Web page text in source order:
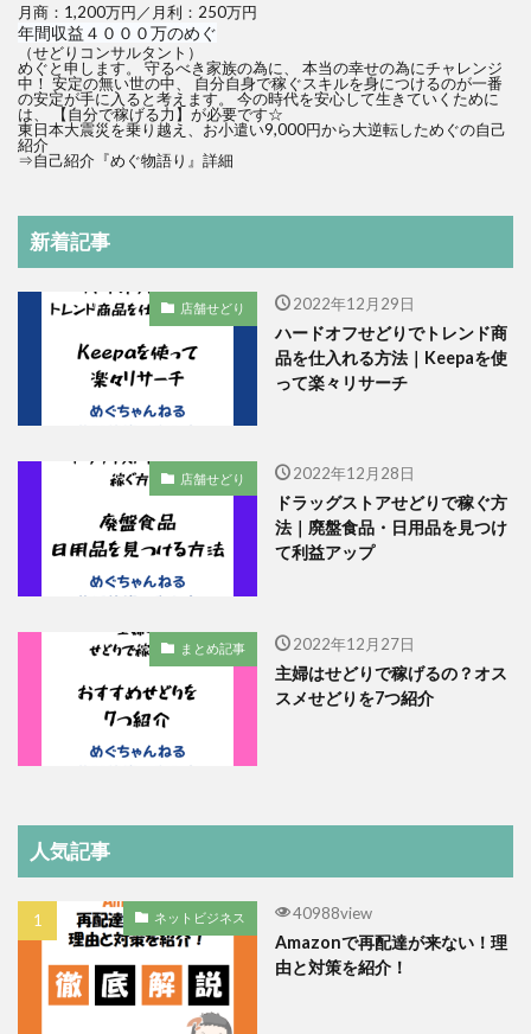
月商：1,200万円／月利：250万円
年間収益４０００万のめぐ
（せどりコンサルタント）
めぐと申します。 守るべき家族の為に、 本当の幸せの為にチャレンジ
中！ 安定の無い世の中、 自分自身で稼ぐスキルを身につけるのが一番
の安定が手に入ると考えます。 今の時代を安心して生きていくために
は、 【自分で稼げる力】が必要です☆
東日本大震災を乗り越え、お小遣い9,000円から大逆転しためぐの自己
紹介
⇒自己紹介『めぐ物語り』詳細
新着記事
店舗せどり 2022年12月29日
ハードオフせどりでトレンド商
品を仕入れる方法｜Keepaを使
って楽々リサーチ
店舗せどり 2022年12月28日
ドラッグストアせどりで稼ぐ方
法｜廃盤食品・日用品を見つけ
て利益アップ
まとめ記事 2022年12月27日
主婦はせどりで稼げるの？オス
スメせどりを7つ紹介
人気記事
ネットビジネス 40988view
Amazonで再配達が来ない！理
由と対策を紹介！